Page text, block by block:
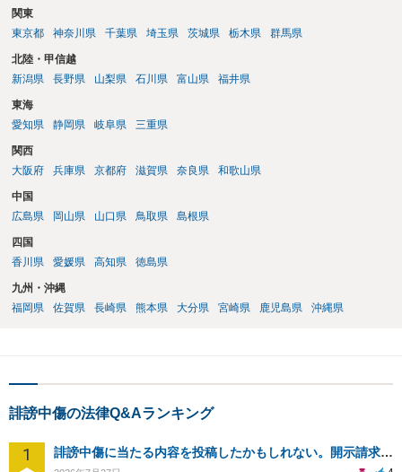
関東
東京都
神奈川県 千葉県 埼玉県 茨城県 栃木県 群馬県
北陸・甲信越
新潟県
長野県 山梨県 石川県 富山県 福井県
東海
愛知県
静岡県 岐阜県 三重県
関西
大阪府
兵庫県 京都府 滋賀県 奈良県 和歌山県
中国
広島県
岡山県 山口県 鳥取県 島根県
四国
香川県
愛媛県 高知県 徳島県
九州・沖縄
福岡県
佐賀県 長崎県 熊本県 大分県 宮崎県 鹿児島県 沖縄県
誹謗中傷の法律Q&Aランキング
1 誹謗中傷に当たる内容を投稿したかもしれない。開示請求や民事刑事裁判に発展しうるのか教えて欲しい。